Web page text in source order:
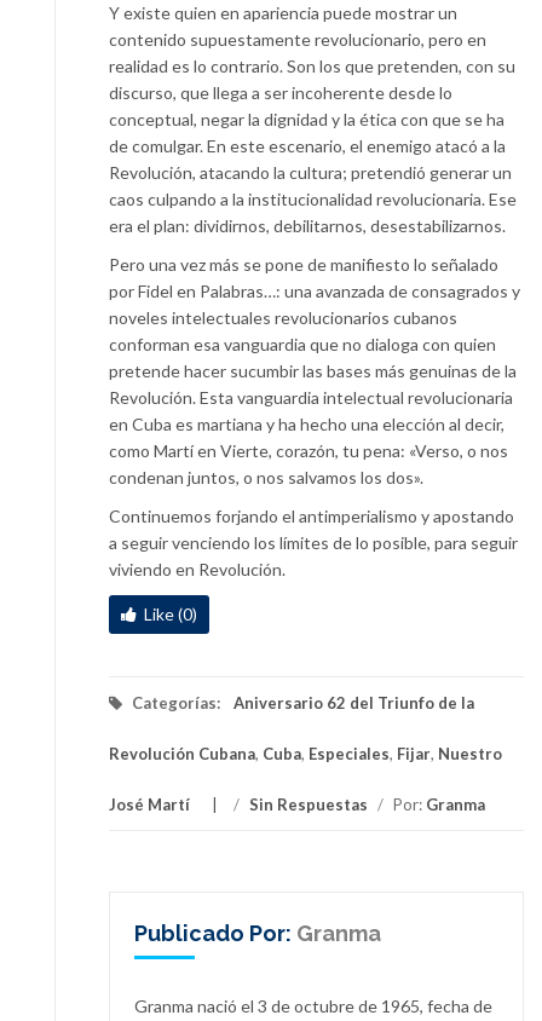
Y existe quien en apariencia puede mostrar un
contenido supuestamente revolucionario, pero en
realidad es lo contrario. Son los que pretenden, con su
discurso, que llega a ser incoherente desde lo
conceptual, negar la dignidad y la ética con que se ha
de comulgar. En este escenario, el enemigo atacó a la
Revolución, atacando la cultura; pretendió generar un
caos culpando a la institucionalidad revolucionaria. Ese
era el plan: dividirnos, debilitarnos, desestabilizarnos.
Pero una vez más se pone de manifiesto lo señalado
por Fidel en Palabras…: una avanzada de consagrados y
noveles intelectuales revolucionarios cubanos
conforman esa vanguardia que no dialoga con quien
pretende hacer sucumbir las bases más genuinas de la
Revolución. Esta vanguardia intelectual revolucionaria
en Cuba es martiana y ha hecho una elección al decir,
como Martí en Vierte, corazón, tu pena: «Verso, o nos
condenan juntos, o nos salvamos los dos».
Continuemos forjando el antimperialismo y apostando
a seguir venciendo los límites de lo posible, para seguir
viviendo en Revolución.
Like (0)
Categorías: Aniversario 62 del Triunfo de la
Revolución Cubana, Cuba, Especiales, Fijar, Nuestro
José Martí / Sin Respuestas / Por: Granma
Publicado Por: Granma
Granma nació el 3 de octubre de 1965, fecha de